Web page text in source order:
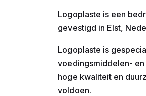
Logoplaste is een
gevestigd in Elst,
Logoplaste is
voedingsmiddelen-
hoge kwaliteit en
voldoen.